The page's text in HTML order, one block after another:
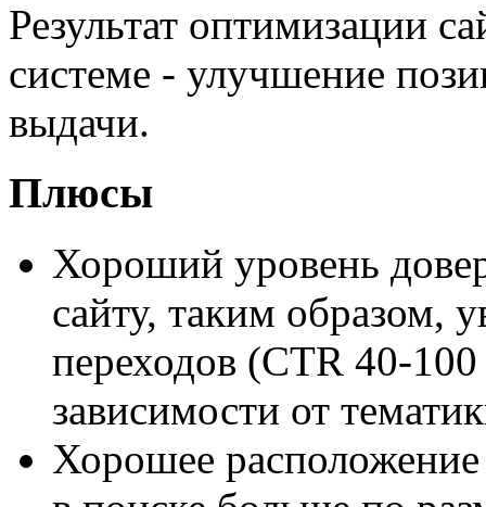
Результат оптимизации
системе - улучшение
выдачи.
Плюсы
Хороший уровень
сайту, таким образом,
переходов (CTR 40-
зависимости от
Хорошее расположение